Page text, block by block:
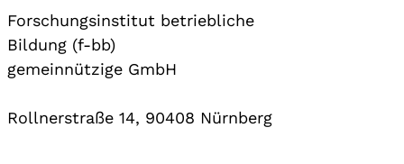
Forschungsinstitut betriebliche
Bildung (f-bb)
gemeinnützige GmbH
Rollnerstraße 14, 90408 Nürnberg